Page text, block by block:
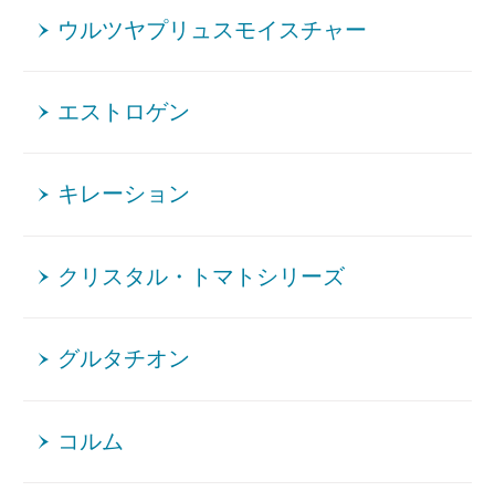
ウルツヤプリュスモイスチャー
エストロゲン
キレーション
クリスタル・トマトシリーズ
グルタチオン
コルム